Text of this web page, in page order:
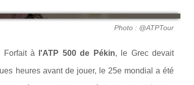
Photo : @ATPTour
Forfait à l'ATP 500 de Pékin, le Grec devait
heures avant de jouer, le 25e mondial a été